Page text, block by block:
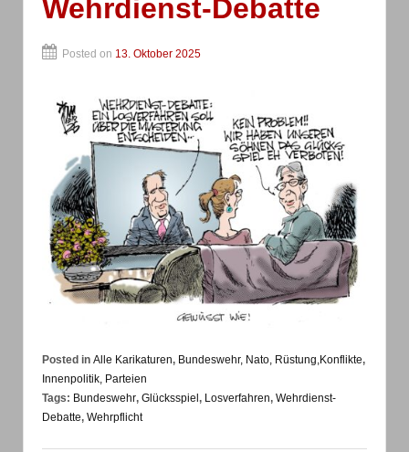
Wehrdienst-Debatte
Posted on 13. Oktober 2025
Posted in Alle Karikaturen, Bundeswehr, Nato, Rüstung,Konflikte,
Innenpolitik, Parteien
Tags: Bundeswehr, Glücksspiel , Losverfahren, Wehrdienst-
Debatte, Wehrpflicht